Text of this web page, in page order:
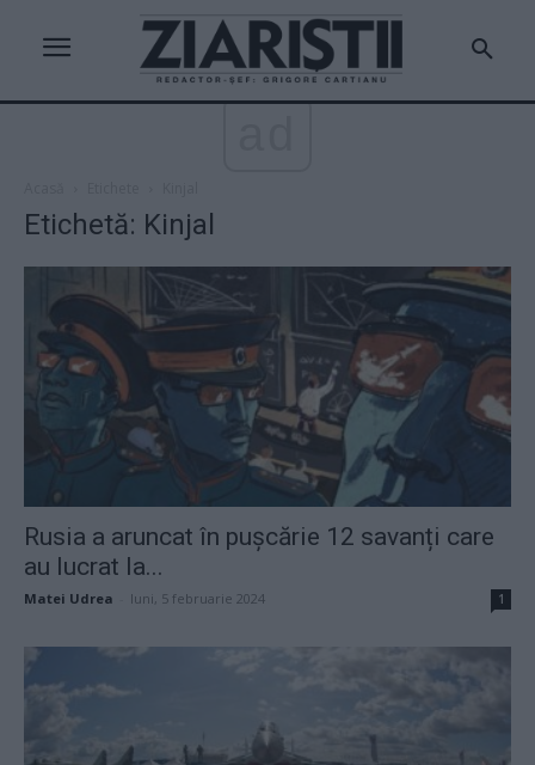
Etichetă: Kinjal
Rusia a aruncat în pușcărie 12 savanți care
au lucrat la...
Matei Udrea luni, 5 februarie 2024 1